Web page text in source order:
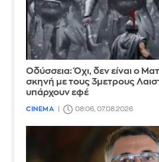
Οδύσσεια: Όχι, δεν είναι ο
σκηνή με τους 3μετρους
υπάρχουν εφέ
CINEMA 08:06, 07.08.2026